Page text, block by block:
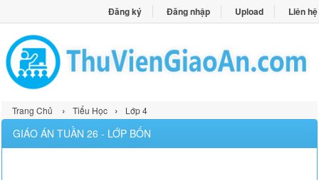
Đăng ký Đăng nhập Upload Liên hệ
Trang Chủ › Tiểu Học › Lớp 4
GIÁO ÁN TUẦN 26 - LỚP BỐN